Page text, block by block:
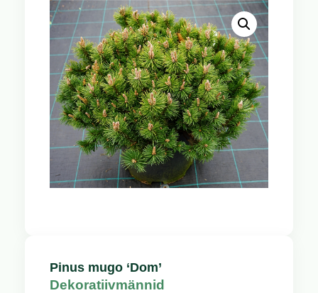
Pinus mugo ‘Dom’
Dekoratiivmännid